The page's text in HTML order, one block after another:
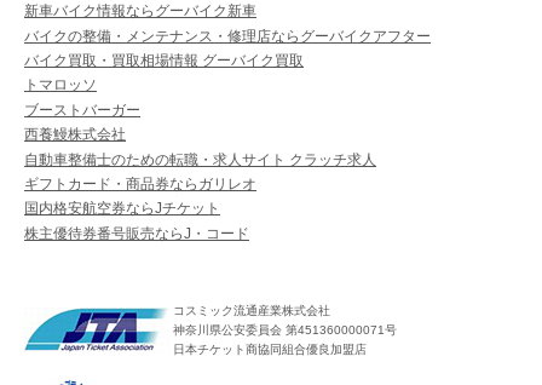
新車バイク情報ならグーバイク新車
バイクの整備・メンテナンス・修理店ならグーバイクアフター
バイク買取・買取相場情報 グーバイク買取
トマロッソ
ブーストバーガー
西養鰻株式会社
自動車整備士のための転職・求人サイト クラッチ求人
ギフトカード・商品券ならガリレオ
国内格安航空券ならJチケット
株主優待券番号販売ならJ・コード
コスミック流通産業株式会社
神奈川県公安委員会 第451360000071号
日本チケット商協同組合優良加盟店